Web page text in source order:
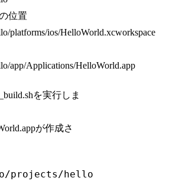
位置
platforms/ios/HelloWorld.xcworkspace
app/Applications/HelloWorld.app
を実行しま
が作成さ
projects/hello